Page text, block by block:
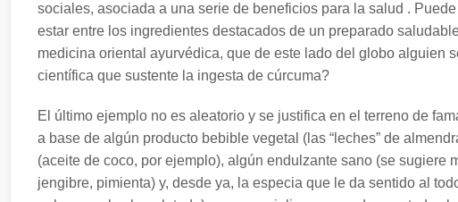
sociales, asociada a una serie de beneficios para la salud .
estar entre los ingredientes destacados de un preparado
medicina oriental ayurvédica, que de este lado del globo alguien
científica que sustente la ingesta de cúrcuma?
El último ejemplo no es aleatorio y se justifica en el terreno de
a base de algún producto bebible vegetal (las “leches” de
(aceite de coco, por ejemplo), algún endulzante sano (se sugiere
jengibre, pimienta) y, desde ya, la especia que le da sentido al